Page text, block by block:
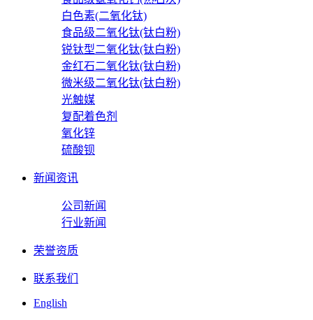
白色素(二氧化钛)
食品级二氧化钛(钛白粉)
锐钛型二氧化钛(钛白粉)
金红石二氧化钛(钛白粉)
微米级二氧化钛(钛白粉)
光触媒
复配着色剂
氧化锌
硫酸钡
新闻资讯
公司新闻
行业新闻
荣誉资质
联系我们
English